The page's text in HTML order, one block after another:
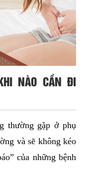
NÀO CẦN ĐI
thường gặp ở phụ
và sẽ không kéo
của những bệnh